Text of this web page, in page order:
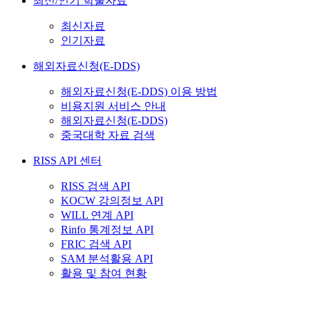
최신자료
인기자료
해외자료신청(E-DDS)
해외자료신청(E-DDS) 이용 방법
비용지원 서비스 안내
해외자료신청(E-DDS)
중국대학 자료 검색
RISS API 센터
RISS 검색 API
KOCW 강의정보 API
WILL 연계 API
Rinfo 통계정보 API
FRIC 검색 API
SAM 분석활용 API
활용 및 참여 현황